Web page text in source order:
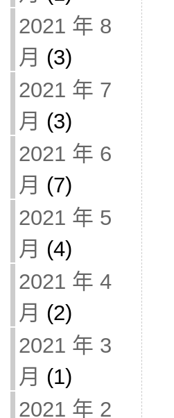
2021 年 8
月 (3)
2021 年 7
月 (3)
2021 年 6
月 (7)
2021 年 5
月 (4)
2021 年 4
月 (2)
2021 年 3
月 (1)
2021 年 2